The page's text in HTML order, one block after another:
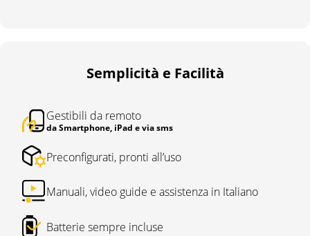
Semplicità e Facilità
Gestibili da remoto
da Smartphone, iPad e via sms
Preconfigurati, pronti all’uso
Manuali, video guide e assistenza in Italiano
Batterie sempre incluse